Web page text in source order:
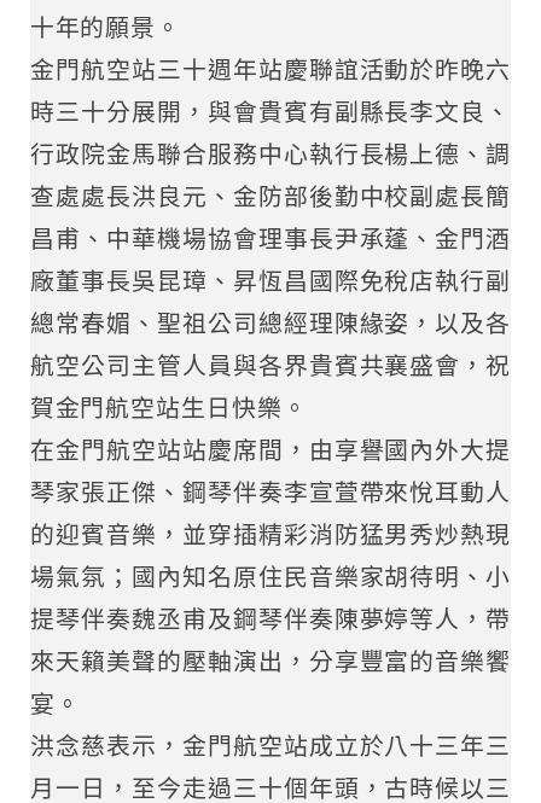
十年的願景。
金門航空站三十週年站慶聯誼活動於昨晚六
時三十分展開，與會貴賓有副縣長李文良、
行政院金馬聯合服務中心執行長楊上德、調
查處處長洪良元、金防部後勤中校副處長簡
昌甫、中華機場協會理事長尹承蓬、金門酒
廠董事長吳昆璋、昇恆昌國際免稅店執行副
總常春媚、聖祖公司總經理陳緣姿，以及各
航空公司主管人員與各界貴賓共襄盛會，祝
賀金門航空站生日快樂。
在金門航空站站慶席間，由享譽國內外大提
琴家張正傑、鋼琴伴奏李宣萱帶來悅耳動人
的迎賓音樂，並穿插精彩消防猛男秀炒熱現
場氣氛；國內知名原住民音樂家胡待明、小
提琴伴奏魏丞甫及鋼琴伴奏陳夢婷等人，帶
來天籟美聲的壓軸演出，分享豐富的音樂饗
宴。
洪念慈表示，金門航空站成立於八十三年三
月一日，至今走過三十個年頭，古時候以三